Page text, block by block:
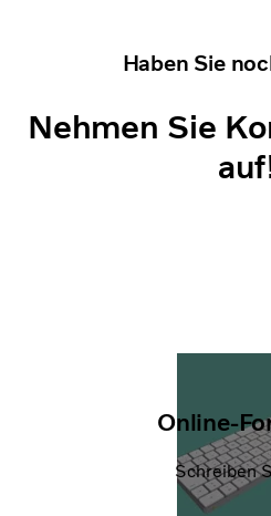
Haben Sie
Nehmen Sie
Online-
Schreiben